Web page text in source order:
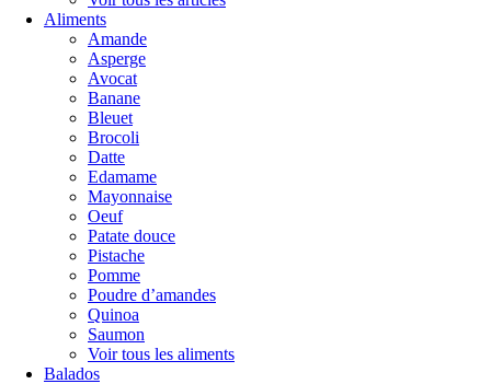
Aliments
Amande
Asperge
Avocat
Banane
Bleuet
Brocoli
Datte
Edamame
Mayonnaise
Oeuf
Patate douce
Pistache
Pomme
Poudre d’amandes
Quinoa
Saumon
Voir tous les aliments
Balados